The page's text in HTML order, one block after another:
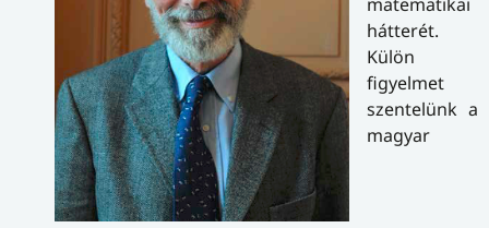
hátterét.
Külön
figyelmet
szentelünk a
magyar